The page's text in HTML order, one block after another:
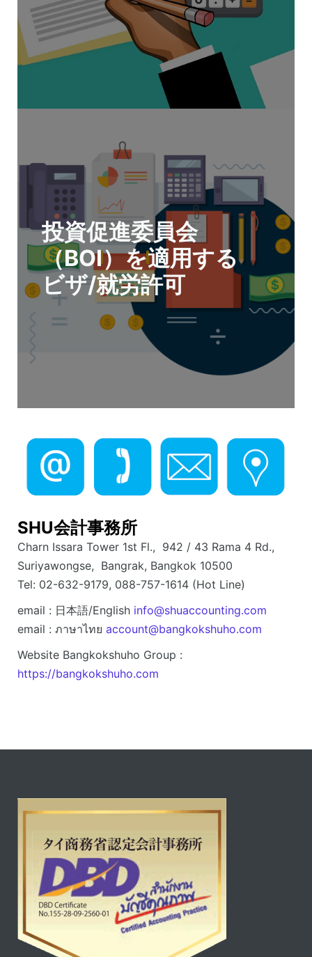
投資促進委員会
（BOI）を適用する
ビザ/就労許可
SHU会計事務所
Charn Issara Tower 1st Fl., 942 / 43 Rama 4 Rd.,
Suriyawongse, Bangrak, Bangkok 10500
Tel: 02-632-9179, 088-757-1614 (Hot Line)
email : 日本語/English info@shuaccounting.com
email : ภาษาไทย account@bangkokshuho.com
Website Bangkokshuho Group :
https://bangkokshuho.com